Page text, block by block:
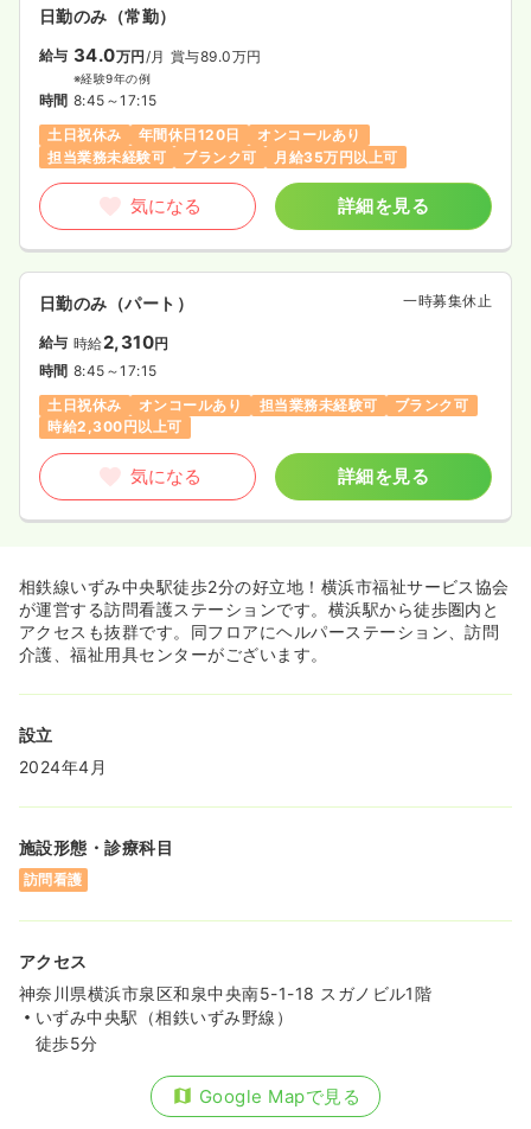
日勤のみ（常勤）
給与 34.0万円/月 賞与89.0万円
※経験9年の例
時間 8:45～17:15
土日祝休み
年間休日120日
オンコールあり
担当業務未経験可
ブランク可 月給35万円以上可
気になる 詳細を見る
日勤のみ（パート） 一時募集休止
給与 時給2,310円
時間 8:45～17:15
土日祝休み
オンコールあり 担当業務未経験可
ブランク可
時給2,300円以上可
気になる 詳細を見る
相鉄線いずみ中央駅徒歩2分の好立地！横浜市福祉サービス協会
が運営する訪問看護ステーションです。横浜駅から徒歩圏内と
アクセスも抜群です。同フロアにヘルパーステーション、訪問
介護、福祉用具センターがございます。
設立
2024年4月
施設形態・診療科目
訪問看護
アクセス
神奈川県横浜市泉区和泉中央南5-1-18 スガノビル1階
いずみ中央駅（相鉄いずみ野線）
徒歩5分
Google Mapで見る